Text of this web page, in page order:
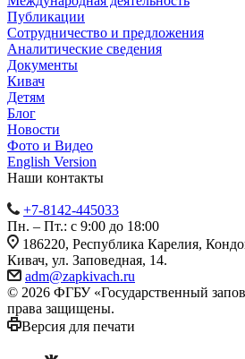
Публикации
Сотрудничество и предложения
Аналитические сведения
Документы
Кивач
Детям
Блог
Новости
Фото и Видео
English Version
Наши контакты
+7-8142-445033
Пн. – Пт.: с 9:00 до 18:00
186220, Республика Карелия,
Кивач, ул. Заповедная, 14.
adm@zapkivach.ru
© 2026 ФГБУ «Государственный
права защищены.
Версия для печати